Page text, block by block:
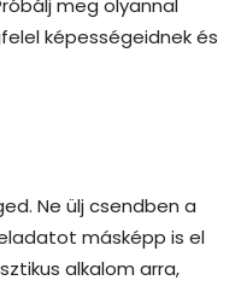
meg olyannal
képességeidnek és
Ne ülj csendben a
másképp is el
alkalom arra,